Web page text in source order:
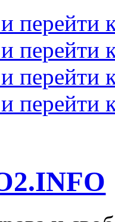
перейти
перейти
перейти
перейти